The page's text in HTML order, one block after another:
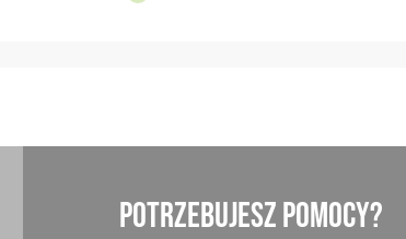
POTRZEBUJESZ POMOCY?